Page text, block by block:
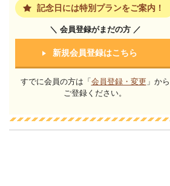
記念日には特別プランをご案内！
＼ 会員登録がまだの方 ／
新規会員登録はこちら
すでに会員の方は「 会員登録・変更 」から
ご登録ください。